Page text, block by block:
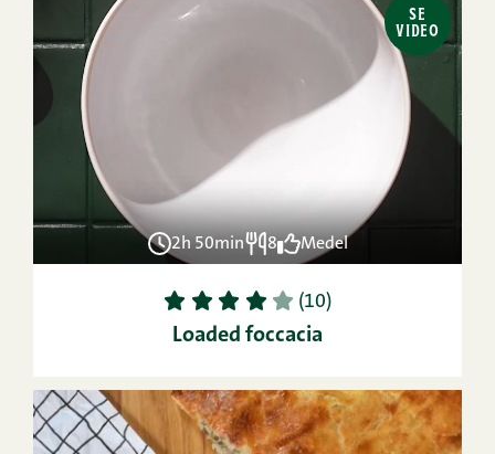
SE
VIDEO
2h 50min 8 Medel
1 2 3 4 5 (10)
Loaded foccacia